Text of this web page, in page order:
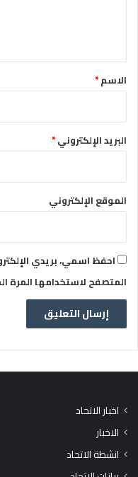
*الاسم*
البريد الإلكتروني*
الموقع الإلكتروني
احفظ اسمي، بريدي
المتصفح لاستخدامها المرة
اخبار الاتحاد
الاخبار
انشطة الاتحاد